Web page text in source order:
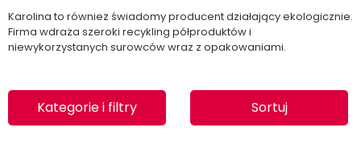
Karolina to również świadomy producent działający ekologicznie.
Firma wdraża szeroki recykling półproduktów i
niewykorzystanych surowców wraz z opakowaniami.
Kategorie i filtry Sortuj